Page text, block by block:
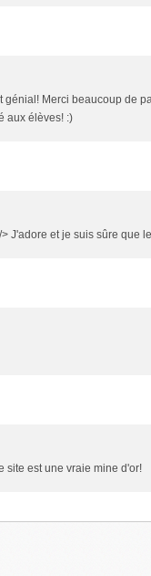
génial! Merci beaucoup de
aux élèves! :)
J'adore et je suis sûre que
site est une vraie mine d'or!